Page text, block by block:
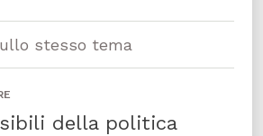
stesso tema
della politica